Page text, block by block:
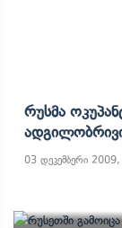
Რუსმა
03 დეკემბერი